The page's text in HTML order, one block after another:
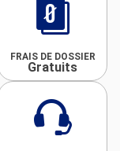
FRAIS DE DOSSIER
Gratuits